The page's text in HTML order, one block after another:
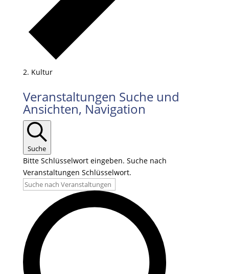
Kultur
Veranstaltungen Suche und
Ansichten, Navigation
Suche
Bitte Schlüsselwort eingeben. Suche nach
Veranstaltungen Schlüsselwort.